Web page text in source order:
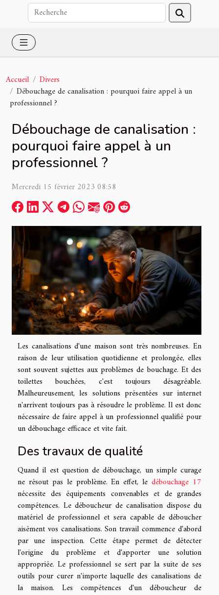
Accueil
Divers
Débouchage de canalisation : pourquoi faire appel à un
professionnel ?
Débouchage de canalisation :
pourquoi faire appel à un
professionnel ?
Mercredi 15 février 2023 08:58
Les canalisations d'une maison sont très nombreuses. En
raison de leur utilisation quotidienne et prolongée, elles
sont souvent sujettes aux problèmes de bouchage. Et des
toilettes bouchées, c'est toujours désagréable.
Malheureusement, les solutions présentées sur internet
n'arrivent toujours pas à résoudre le problème. Il est donc
nécessaire de faire appel à un professionnel qualifié pour
un débouchage efficace et vite fait.
Des travaux de qualité
Quand il est question de débouchage, un simple curage
ne résout pas le problème. En effet, ledébouchage 17
nécessite des équipements convenables et de grandes
compétences. Le déboucheur de canalisation dispose du
matériel de professionnel et sera capable de déboucher
aisément vos canalisations. Son travail commence d'abord
par une inspection. Cette étape permet de détecter
l'origine du problème et d'apporter une solution
appropriée. Le professionnel se sert par la suite de ses
outils pour curer n'importe laquelle des canalisations de
la maison. Les compétences d'un déboucheur de